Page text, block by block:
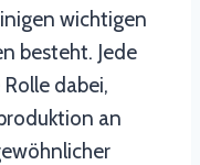
wichtigen
besteht. Jede
dabei,
an